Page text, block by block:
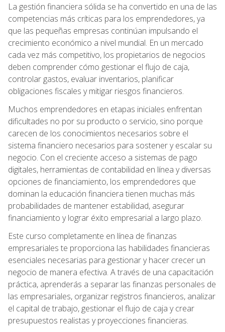
La gestión financiera sólida se ha convertido en una de las
competencias más críticas para los emprendedores, ya
que las pequeñas empresas continúan impulsando el
crecimiento económico a nivel mundial. En un mercado
cada vez más competitivo, los propietarios de negocios
deben comprender cómo gestionar el flujo de caja,
controlar gastos, evaluar inventarios, planificar
obligaciones fiscales y mitigar riesgos financieros.
Muchos emprendedores en etapas iniciales enfrentan
dificultades no por su producto o servicio, sino porque
carecen de los conocimientos necesarios sobre el
sistema financiero necesarios para sostener y escalar su
negocio. Con el creciente acceso a sistemas de pago
digitales, herramientas de contabilidad en línea y diversas
opciones de financiamiento, los emprendedores que
dominan la educación financiera tienen muchas más
probabilidades de mantener estabilidad, asegurar
financiamiento y lograr éxito empresarial a largo plazo.
Este curso completamente en línea de finanzas
empresariales te proporciona las habilidades financieras
esenciales necesarias para gestionar y hacer crecer un
negocio de manera efectiva. A través de una capacitación
práctica, aprenderás a separar las finanzas personales de
las empresariales, organizar registros financieros, analizar
el capital de trabajo, gestionar el flujo de caja y crear
presupuestos realistas y proyecciones financieras.